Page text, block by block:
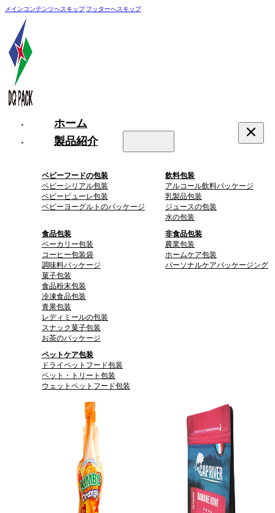
メインコンテンツへスキップ フッターへスキップ
ホーム
製品紹介
ベビーフードの包装
ベビーシリアル包装
ベビーピューレ包装
ベビーヨーグルトのパッケージ
飲料包装
アルコール飲料パッケージ
乳製品包装
ジュースの包装
水の包装
食品包装
ベーカリー包装
コーヒー包装袋
調味料パッケージ
菓子包装
食品粉末包装
冷凍食品包装
青果包装
レディミールの包装
スナック菓子包装
お茶のパッケージ
非食品包装
農業包装
ホームケア包装
パーソナルケアパッケージング
ペットケア包装
ドライペットフード包装
ペット・トリート包装
ウェットペットフード包装